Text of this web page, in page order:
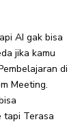
AI gak bisa
jika kamu
di
Meeting.
tapi Terasa